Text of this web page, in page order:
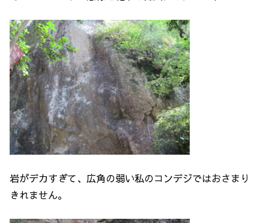
岩がデカすぎて、広角の弱い私のコンデジではおさまり
きれません。